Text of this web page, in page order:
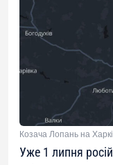
Козача Лопань на
Уже 1 липня